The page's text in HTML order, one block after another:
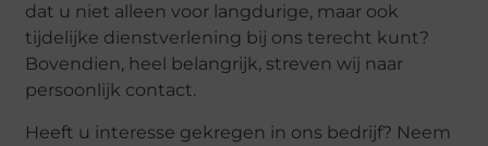
dat u niet alleen voor langdurige, maar ook
tijdelijke dienstverlening bij ons terecht kunt?
Bovendien, heel belangrijk, streven wij naar
persoonlijk contact.
Heeft u interesse gekregen in ons bedrijf? Neem